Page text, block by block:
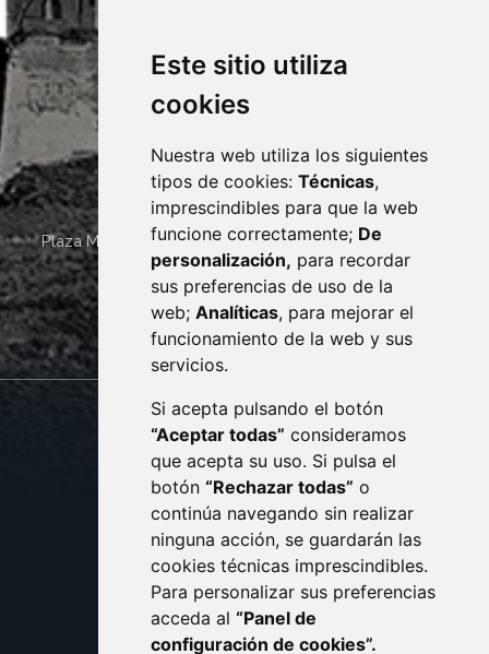
Este sitio utiliza
cookies
Nuestra web utiliza los siguientes
tipos de cookies: Técnicas,
imprescindibles para que la web
funcione correctamente; De
personalización, para recordar
sus preferencias de uso de la
web; Analíticas, para mejorar el
funcionamiento de la web y sus
servicios.
Si acepta pulsando el botón
“Aceptar todas” consideramos
que acepta su uso. Si pulsa el
botón “Rechazar todas” o
continúa navegando sin realizar
ninguna acción, se guardarán las
cookies técnicas imprescindibles.
Para personalizar sus preferencias
acceda al “Panel de
configuración de cookies”.
Plaza Mayor 4 22400 MONZÓN - ARAGÓN (ESPAÑA)
· (34) 974 400 700 ·
sac@monzon.es
monzon.es
CONTACTO
AVISO LEGAL
PROTECCIÓN DE DATOS
POLÍTICA DE COOKIES
ACCESIBILIDAD
ENLACE EXTERNO AL